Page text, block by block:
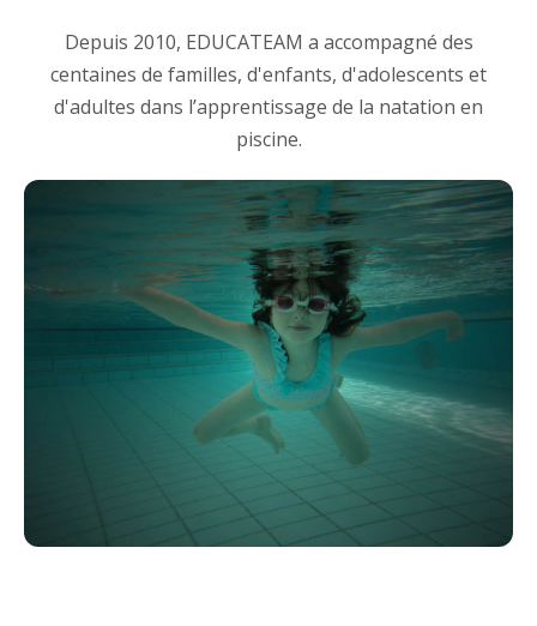
Depuis 2010, EDUCATEAM a accompagné des
centaines de familles, d'enfants, d'adolescents et
d'adultes dans l’apprentissage de la natation en
piscine.